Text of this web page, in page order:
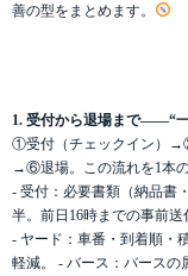
善の型をまとめます。
1. 受付から退場まで——“
①受付（チェックイン
→⑥退場。この流れを1本の
- 受付：必要書類（納品書
半。前日16時までの事前送
- ヤード：車番・到着順・
軽減。 - バース：バースの